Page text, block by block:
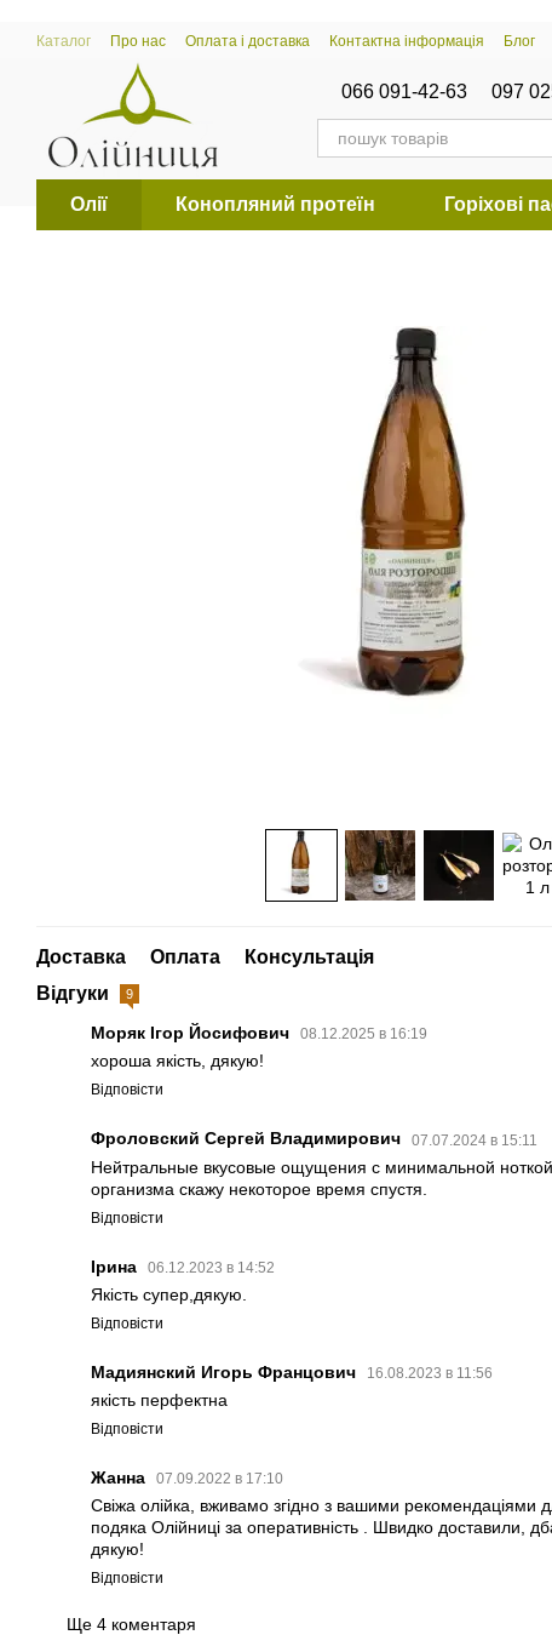
Перейти к основному контенту
Каталог Про нас Оплата і доставка Контактна інформація Блог
066 091-42-63 097
Олії Конопляний протеїн Горіхові
Доставка Оплата
Консультація
Відгуки
9
Моряк Ігор Йосифович 08.12.2025 в 16:19
хороша якість, дякую!
Відповісти
Фроловский Сергей Владимирович 07.07.2024 в 15:11
Нейтральные вкусовые ощущения с минимальной
организма скажу некоторое время спустя.
Відповісти
Ірина 06.12.2023 в 14:52
Якість супер,дякую.
Відповісти
Мадиянский Игорь Францович 16.08.2023 в 11:56
якість перфектна
Відповісти
Жанна 07.09.2022 в 17:10
Свіжа олійка, вживамо згідно з вашими рекомендаціями
подяка Олійниці за оперативність . Швидко доставили,
дякую!
Відповісти
Ще 4 коментаря